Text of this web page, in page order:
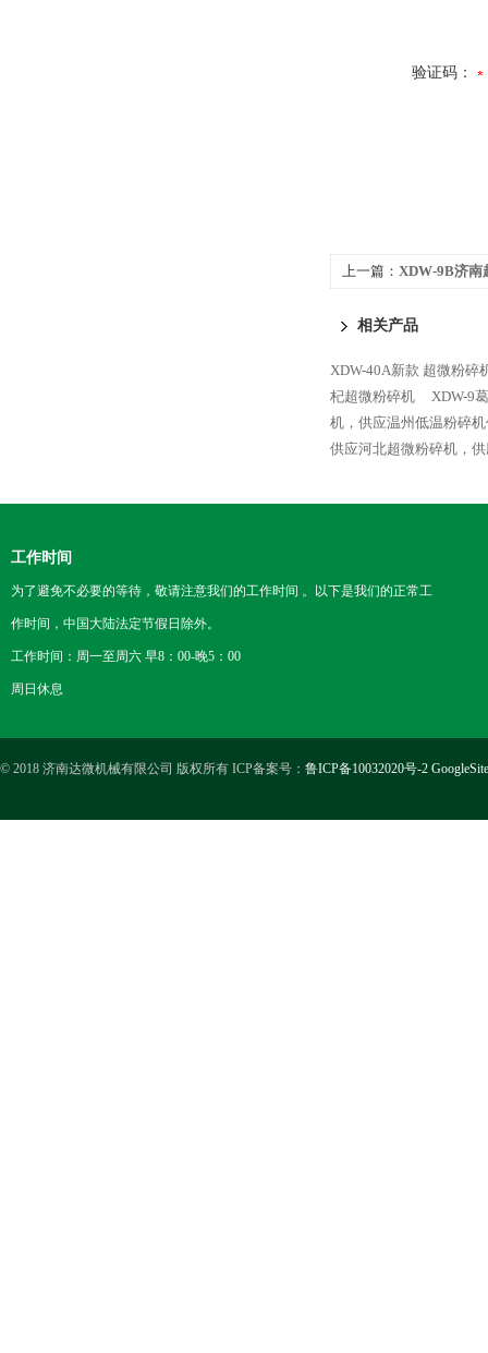
验证码：
上一篇： XDW-9B济南
相关产品
XDW-40A新款 超微粉碎
杞超微粉碎机
XDW-9
机，供应温州低温粉碎
供应河北超微粉碎机，
工作时间
为了避免不必要的等待，敬请注意我们的工作时间 。以下是我们的正常工
作时间，中国大陆法定节假日除外。
工作时间：周一至周六 早8：00-晚5：00
周日休息
© 2018 济南达微机械有限公司 版权所有 ICP备案号： 鲁ICP备10032020号-2